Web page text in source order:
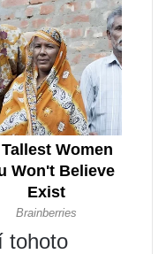
tohoto